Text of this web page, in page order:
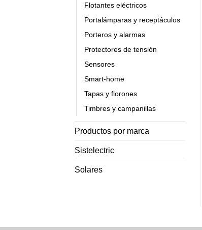
Flotantes eléctricos
Portalámparas y receptáculos
Porteros y alarmas
Protectores de tensión
Sensores
Smart-home
Tapas y florones
Timbres y campanillas
Productos por marca
Sistelectric
Solares